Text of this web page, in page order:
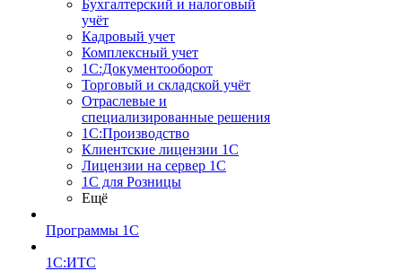
Бухгалтерский и налоговый
учёт
Кадровый учет
Комплексный учет
1С:Документооборот
Торговый и складской учёт
Отраслевые и
специализированные решения
1С:Производство
Клиентские лицензии 1С
Лицензии на сервер 1С
1С для Розницы
Ещё
Программы 1С
1С:ИТС